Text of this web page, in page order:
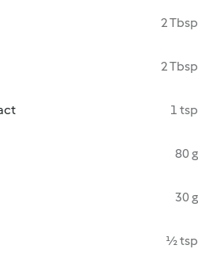
2 Tbsp
2 Tbsp
1 tsp
80 g
30 g
½ tsp